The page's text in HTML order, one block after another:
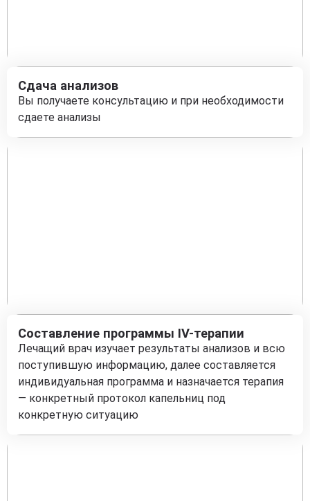
Сдача анализов
Вы получаете консультацию и при необходимости
сдаете анализы
Составление программы IV-терапии
Лечащий врач изучает результаты анализов и всю
поступившую информацию, далее составляется
индивидуальная программа и назначается терапия
— конкретный протокол капельниц под
конкретную ситуацию